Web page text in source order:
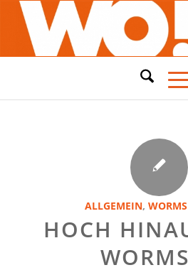
ALLGEMEIN,
HOCH